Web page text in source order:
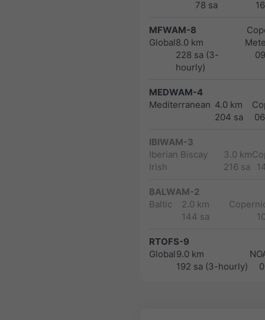
78 sa
MFWAM-8
Global8.0 km
228 sa (3-
hourly)
MEDWAM-4
Mediterranean 4.0 km
204 sa
IBIWAM-3
Iberian Biscay
Irish
3.0 km
216 sa
BALWAM-2
Baltic
2.0 km
144 sa
RTOFS-9
Global9.0 km
192 sa (3-hourly)